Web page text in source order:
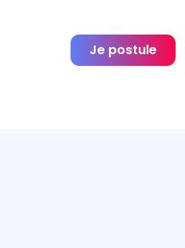
Je postule